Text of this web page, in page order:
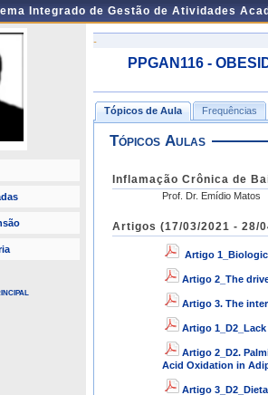
Integrado de Gestão de Atividades
-
PPGAN116 -
Tópicos de Aula Frequências
Tópicos Aulas
Inflamação Crônica de
Prof. Dr. Emídio Matos
Artigos (17/03/2021 - 28/
Artigo
Artigo 2_The
Artigo 3. The
Artigo
Artigo 2_D2.
Acid Oxidation in
Artigo